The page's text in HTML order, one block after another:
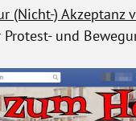
(Nicht-)
und